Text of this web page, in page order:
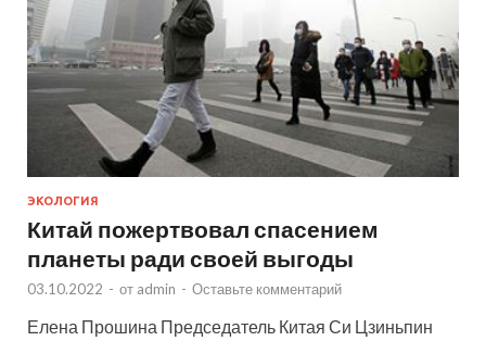
ЭКОЛОГИЯ
Китай пожертвовал спасением
планеты ради своей выгоды
03.10.2022 - от admin - Оставьте комментарий
Елена Прошина Председатель Китая Си Цзиньпин